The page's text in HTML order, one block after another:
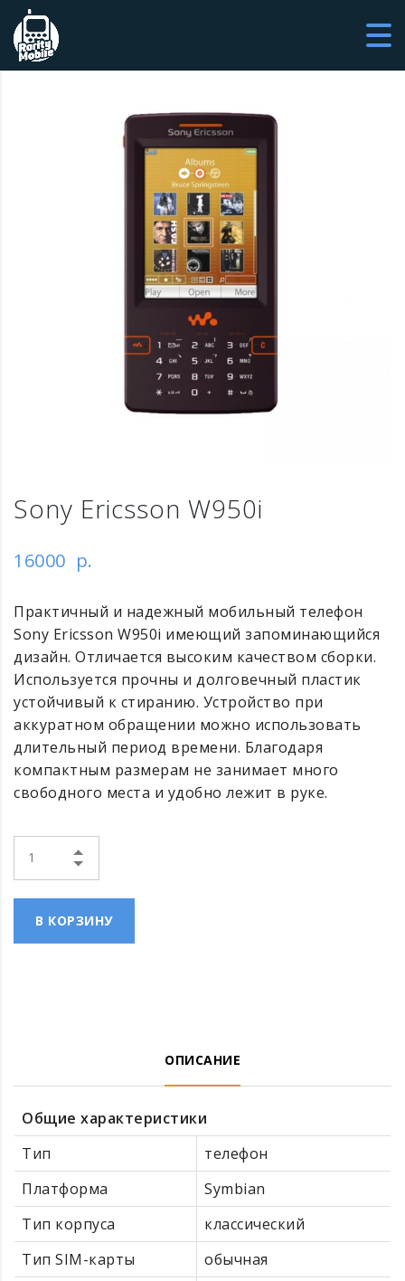
Sony Ericsson W950i
16000 р.
Практичный и надежный мобильный телефон
Sony Ericsson W950i имеющий запоминающийся
дизайн. Отличается высоким качеством сборки.
Используется прочны и долговечный пластик
устойчивый к стиранию. Устройство при
аккуратном обращении можно использовать
длительный период времени. Благодаря
компактным размерам не занимает много
свободного места и удобно лежит в руке.
В КОРЗИНУ
ОПИСАНИЕ
Общие характеристики
Тип
телефон
Платформа
Symbian
Тип корпуса
классический
Тип SIM-карты
обычная